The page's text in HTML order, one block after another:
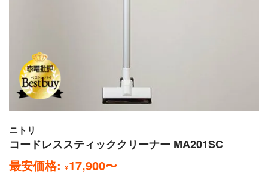
ニトリ
コードレススティッククリーナー MA201SC
最安価格: ¥17,900〜